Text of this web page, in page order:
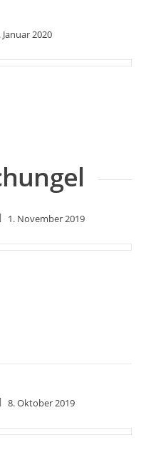
Januar 2020
1. November 2019
8. Oktober 2019